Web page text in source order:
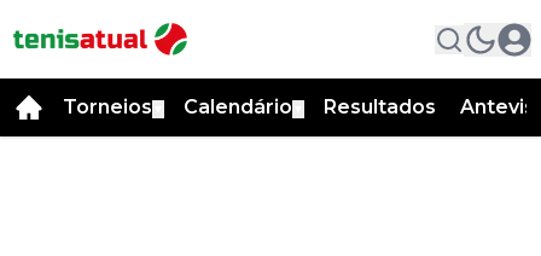
Torneios Calendário Resultados